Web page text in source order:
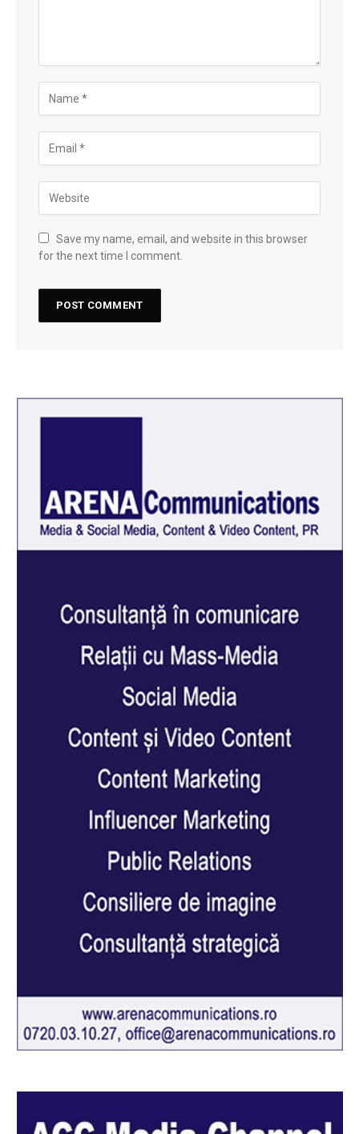
Save my name, email, and website in this browser
for the next time I comment.